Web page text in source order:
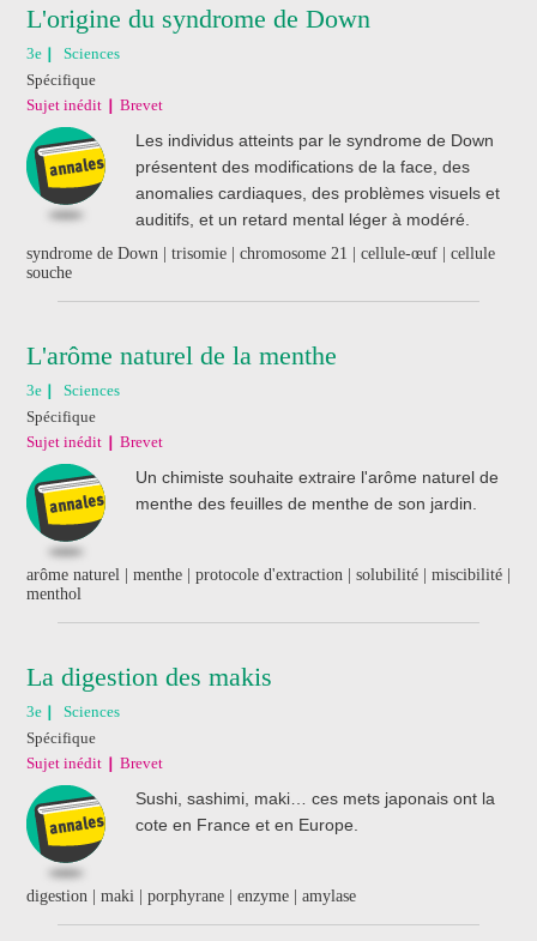
L'origine du syndrome de Down
3e
Sciences
Spécifique
Sujet inédit
Brevet
Les individus atteints par le syndrome de Down
présentent des modifications de la face, des
anomalies cardiaques, des problèmes visuels et
auditifs, et un retard mental léger à modéré.
syndrome de Down | trisomie | chromosome 21 | cellule-œuf | cellule
souche
L'arôme naturel de la menthe
3e
Sciences
Spécifique
Sujet inédit
Brevet
Un chimiste souhaite extraire l'arôme naturel de
menthe des feuilles de menthe de son jardin.
arôme naturel | menthe | protocole d'extraction | solubilité | miscibilité |
menthol
La digestion des makis
3e
Sciences
Spécifique
Sujet inédit
Brevet
Sushi, sashimi, maki… ces mets japonais ont la
cote en France et en Europe.
digestion | maki | porphyrane | enzyme | amylase